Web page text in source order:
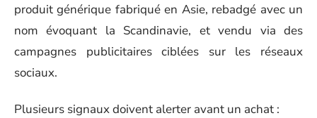
produit générique fabriqué en Asie, rebadgé avec un
nom évoquant la Scandinavie, et vendu via des
campagnes publicitaires ciblées sur les réseaux
sociaux.
Plusieurs signaux doivent alerter avant un achat :